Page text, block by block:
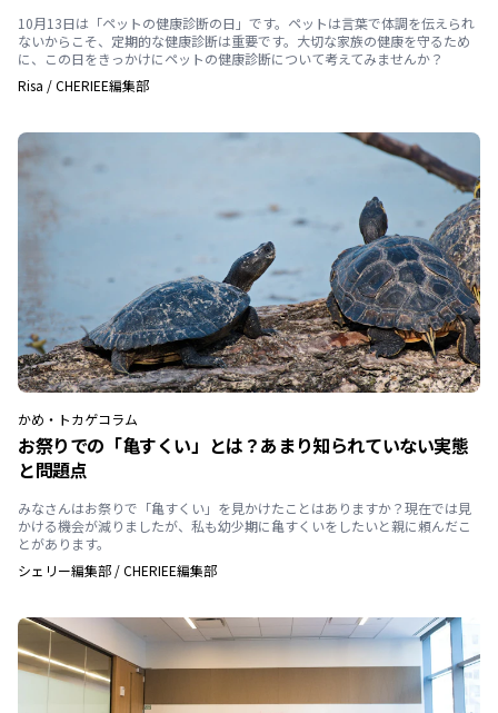
10月13日は「ペットの健康診断の日」です。ペットは言葉で体調を伝えられ
ないからこそ、定期的な健康診断は重要です。大切な家族の健康を守るため
に、この日をきっかけにペットの健康診断について考えてみませんか？
Risa /CHERIEE編集部
かめ・トカゲコラム
お祭りでの「亀すくい」とは？あまり知られていない実態
と問題点
みなさんはお祭りで「亀すくい」を見かけたことはありますか？現在では見
かける機会が減りましたが、私も幼少期に亀すくいをしたいと親に頼んだこ
とがあります。
シェリー編集部 /CHERIEE編集部